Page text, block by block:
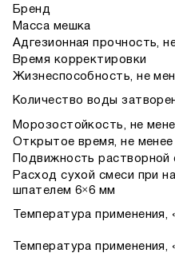
Бренд
Масса мешка
Адгезионная прочность,
Время корректировки
Жизнеспособность, не
Количество воды
Морозостойкость, не
Открытое время, не менее
Подвижность растворной
Расход сухой смеси при
шпателем 6×6 мм
Температура применения,
Температура применения,